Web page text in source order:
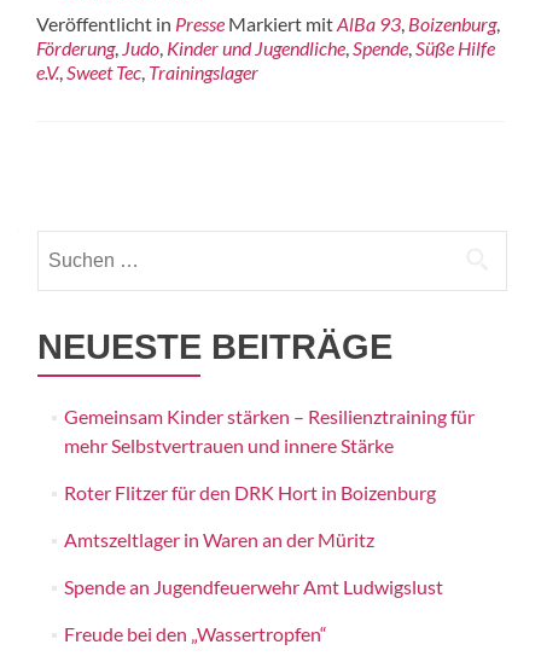
Judo-
Trainingslagers
von
Veröffentlicht in Presse Markiert mitAlBa 93, Boizenburg,
Förderung, Judo, Kinder und Jugendliche,Spende,Süße Hilfe
e.V.,Sweet Tec, Trainingslager
Navigation
nach:
NEUESTE BEITRÄGE
Gemeinsam Kinder stärken – Resilienztraining für
mehr Selbstvertrauen und innere Stärke
Roter Flitzer für den DRK Hort in Boizenburg
Amtszeltlager in Waren an der Müritz
Spende an Jugendfeuerwehr Amt Ludwigslust
Freude bei den „Wassertropfen“